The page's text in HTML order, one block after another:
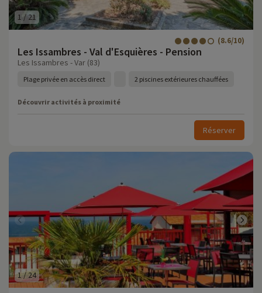
1 /21
Les Issambres - Val d'Esquières - Pension
(8.6/10)
Les Issambres - Var (83)
Plage privée en accès direct 2 piscines extérieures chauffées
Découvrir activités à proximité
Réserver
1/24